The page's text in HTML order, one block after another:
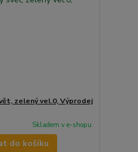
zelený vel.0, Výprodej
Skladem v e-shopu
do košíku